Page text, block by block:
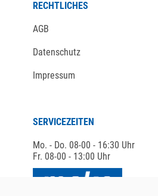
RECHTLICHES
AGB
Datenschutz
Impressum
SERVICEZEITEN
Mo. - Do. 08-00 - 16:30 Uhr
Fr. 08-00 - 13:00 Uhr